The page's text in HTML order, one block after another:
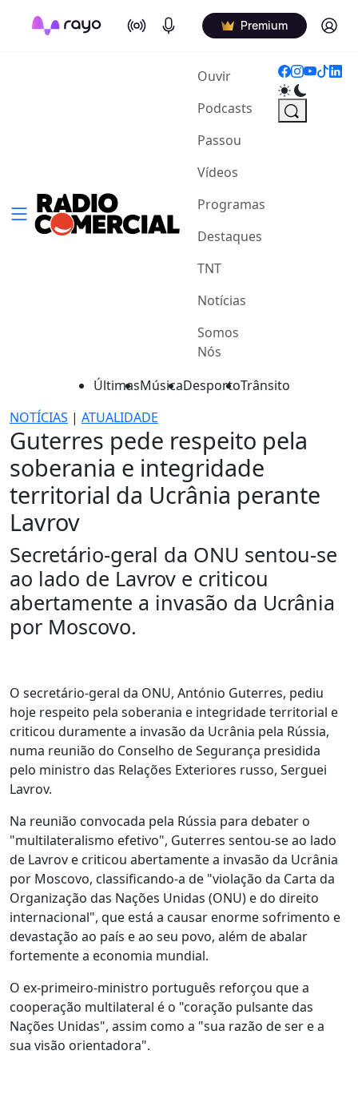
On Air Podcasts Premium Log in
Ouvir(current)
Podcasts
Passou
Vídeos
Programas
Destaques
TNT
Notícias
Somos
Nós
ÚltimasMúsicaDesportoTrânsito
NOTÍCIAS | ATUALIDADE
Guterres pede respeito pela
soberania e integridade
territorial da Ucrânia perante
Lavrov
Secretário-geral da ONU sentou-se
ao lado de Lavrov e criticou
abertamente a invasão da Ucrânia
por Moscovo.
O secretário-geral da ONU, António Guterres, pediu
hoje respeito pela soberania e integridade territorial e
criticou duramente a invasão da Ucrânia pela Rússia,
numa reunião do Conselho de Segurança presidida
pelo ministro das Relações Exteriores russo, Serguei
Lavrov.
Na reunião convocada pela Rússia para debater o
"multilateralismo efetivo", Guterres sentou-se ao lado
de Lavrov e criticou abertamente a invasão da Ucrânia
por Moscovo, classificando-a de "violação da Carta da
Organização das Nações Unidas (ONU) e do direito
internacional", que está a causar enorme sofrimento e
devastação ao país e ao seu povo, além de abalar
fortemente a economia mundial.
O ex-primeiro-ministro português reforçou que a
cooperação multilateral é o "coração pulsante das
Nações Unidas", assim como a "sua razão de ser e a
sua visão orientadora".